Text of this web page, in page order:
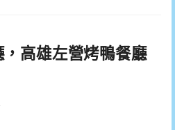
高雄左營烤鴨餐廳